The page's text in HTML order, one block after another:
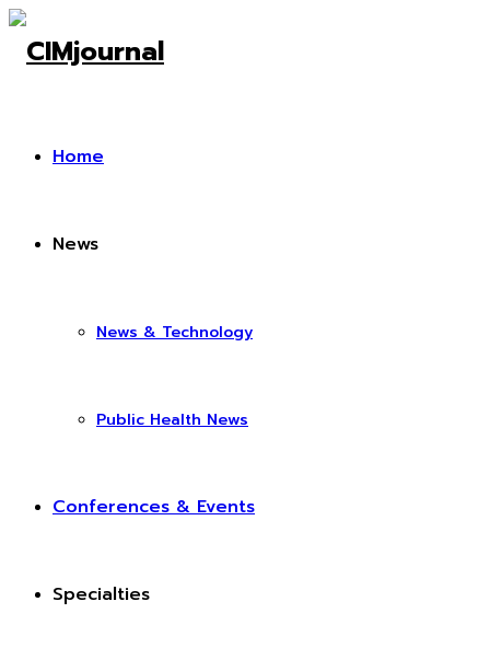
Home
News
News & Technology
Public Health News
Conferences & Events
Specialties